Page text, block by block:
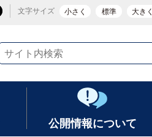
文字サイズ 小さく 標準 大きく
公開情報について